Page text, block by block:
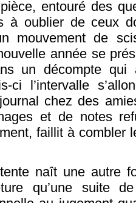
entouré des
à oublier de ceux
mouvement de
année se
un décompte
ci l’intervalle
chez des
et de notes
faillit à combler
naît une autre
qu’une suite